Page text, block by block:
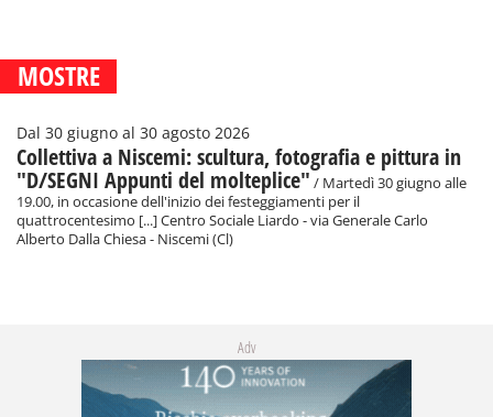
MOSTRE
Dal 30 giugno al 30 agosto 2026
Collettiva a Niscemi: scultura, fotografia e pittura in
"D/SEGNI Appunti del molteplice" / Martedì 30 giugno alle
19.00, in occasione dell'inizio dei festeggiamenti per il
quattrocentesimo [...] Centro Sociale Liardo - via Generale Carlo
Alberto Dalla Chiesa - Niscemi (Cl)
Adv